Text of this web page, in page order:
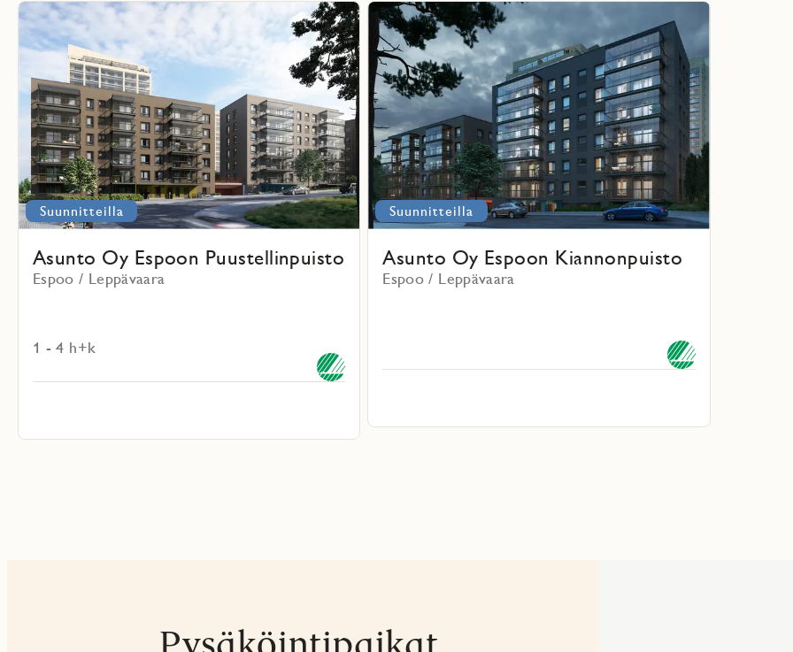
Suunnitteilla
Asunto Oy Espoon Puustellinpuisto
Espoo / Leppävaara
1 - 4 h+k
Lue
lisää
projektista
Suunnitteilla
Asunto Oy Espoon Kiannonpuisto
Espoo / Leppävaara
Favoritmarkering
Lue
lisää
projektista
Pysäköintipaikat